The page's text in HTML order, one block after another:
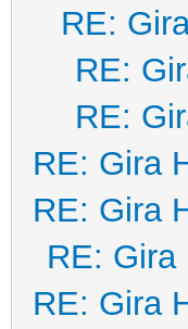
RE:
RE:
RE:
RE: Gira
RE: Gira
RE: Gira
RE: Gira